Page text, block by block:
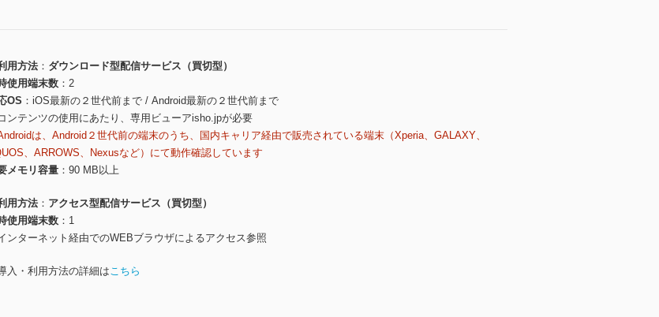
用方法
ダウンロード型配信サービス（買切型）
使用端末数
2
OS
iOS最新の２世代前まで / Android最新の２世代前まで
ンテンツの使用にあたり、専用ビューアisho.jpが必要
は、Android２世代前の端末のうち、国内キャリア経由で販売されている端末（Xperia、GALAXY、
、ARROWS、Nexusなど）にて動作確認しています
メモリ容量
90 MB以上
用方法
アクセス型配信サービス（買切型）
使用端末数
1
ンターネット経由でのWEBブラウザによるアクセス参照
入・利用方法の詳細はこちら